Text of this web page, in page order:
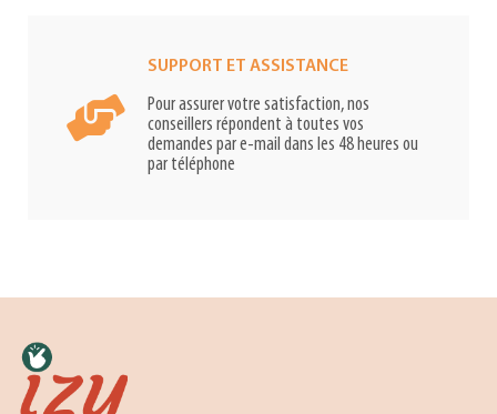
SUPPORT ET ASSISTANCE
Pour assurer votre satisfaction, nos
conseillers répondent à toutes vos
demandes par e-mail dans les 48 heures ou
par téléphone